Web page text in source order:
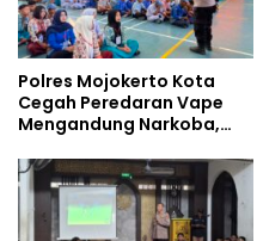
Polres Mojokerto Kota
Cegah Peredaran Vape
Mengandung Narkoba,
Kalangan Remaja